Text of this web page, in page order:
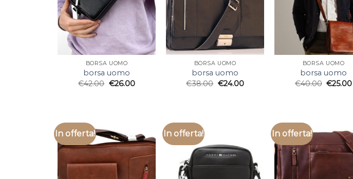
BORSA UOMO
borsa uomo
€42.00 €26.00
BORSA UOMO
borsa uomo
€38.00 €24.00
BORSA UOMO
borsa uomo
€40.00 €25.00
In offerta! In offerta! In offerta!